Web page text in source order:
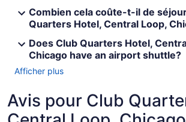
Combien cela coûte-t-il de
Quarters Hotel, Central Loop,
Does Club Quarters Hotel,
Chicago have an airport shuttle?
Afficher plus
Avis pour Club